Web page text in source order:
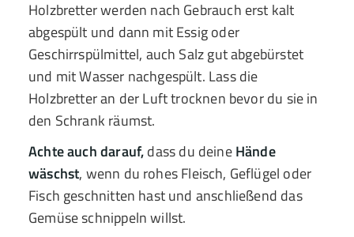
Holzbretter werden nach Gebrauch erst kalt
abgespült und dann mit Essig oder
Geschirrspülmittel, auch Salz gut abgebürstet
und mit Wasser nachgespült. Lass die
Holzbretter an der Luft trocknen bevor du sie in
den Schrank räumst.
Achte auch darauf,dass du deineHände
wäschst, wenn du rohes Fleisch, Geflügel oder
Fisch geschnitten hast und anschließend das
Gemüse schnippeln willst.